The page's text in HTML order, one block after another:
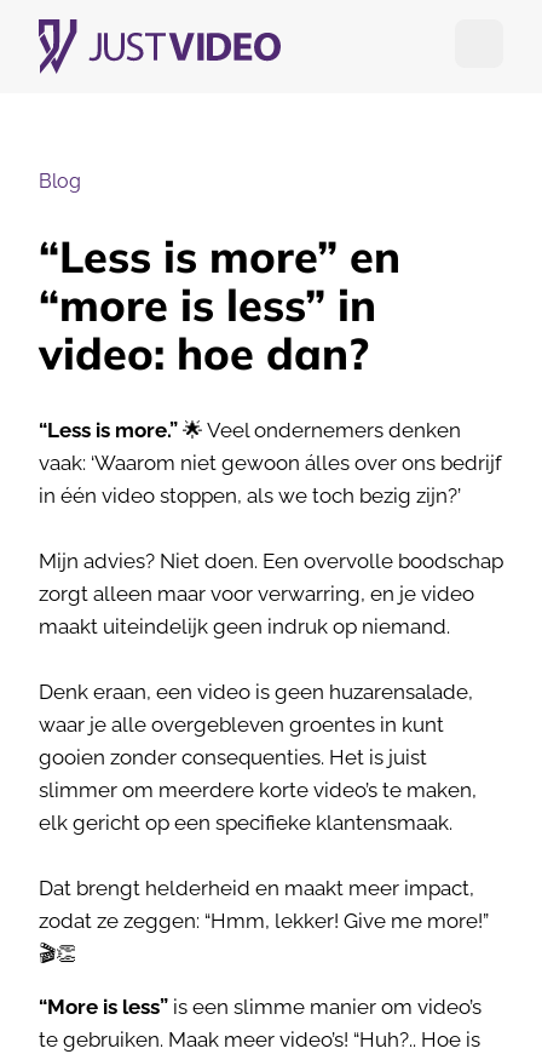
Blog
“Less is more” en
“more is less” in
video: hoe dan?
“Less is more.” 🌟 Veel ondernemers denken
vaak: ‘Waarom niet gewoon álles over ons bedrijf
in één video stoppen, als we toch bezig zijn?’
Mijn advies? Niet doen. Een overvolle boodschap
zorgt alleen maar voor verwarring, en je video
maakt uiteindelijk geen indruk op niemand.
Denk eraan, een video is geen huzarensalade,
waar je alle overgebleven groentes in kunt
gooien zonder consequenties. Het is juist
slimmer om meerdere korte video’s te maken,
elk gericht op een specifieke klantensmaak.
Dat brengt helderheid en maakt meer impact,
zodat ze zeggen: “Hmm, lekker! Give me more!”
🎬👏
“More is less” is een slimme manier om video’s
te gebruiken. Maak meer video’s! “Huh?.. Hoe is